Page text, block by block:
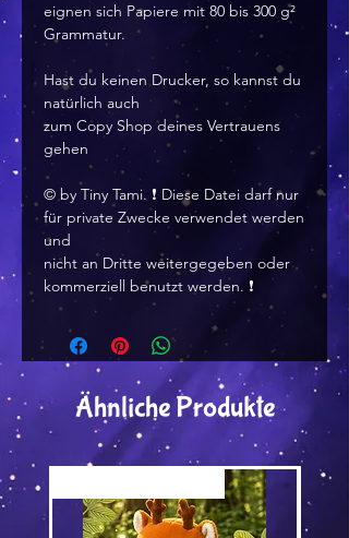
eignen sich Papiere mit 80 bis 300 g²
Grammatur.
Hast du keinen Drucker, so kannst du
natürlich auch
zum Copy Shop deines Vertrauens
gehen
©️ by Tiny Tami. ❗ Diese Datei darf nur
für private Zwecke verwendet werden
und
nicht an Dritte weitergegeben oder
kommerziell benutzt werden. ❗
Ähnliche Produkte